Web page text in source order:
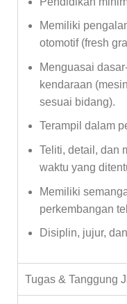
Memiliki
otomotif (fresh
Menguasai
kendaraan
sesuai bidang).
Terampil dalam
Teliti, detail, dan
waktu yang
Memiliki
perkembangan
Disiplin, jujur,
Tugas & Tanggung